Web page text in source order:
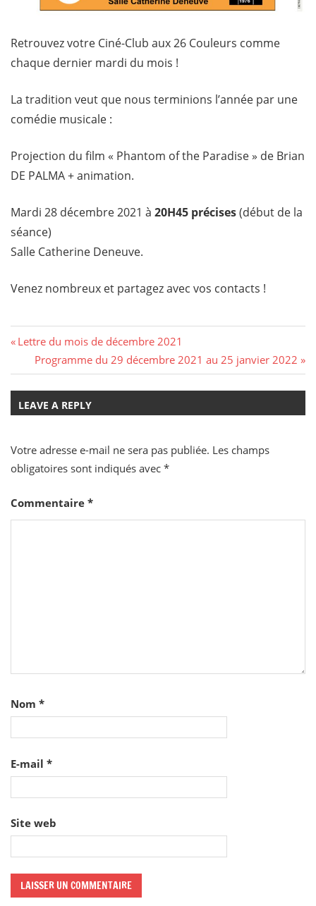
Retrouvez votre Ciné-Club aux 26 Couleurs comme
chaque dernier mardi du mois !
La tradition veut que nous terminions l’année par une
comédie musicale :
Projection du film « Phantom of the Paradise » de Brian
DE PALMA + animation.
Mardi 28 décembre 2021 à 20H45 précises(début de la
séance)
Salle Catherine Deneuve.
Venez nombreux et partagez avec vos contacts !
Navigation
de
l’article
Previous
Post:
Lettre du mois de décembre 2021
Next
Post:
Programme du 29 décembre 2021 au 25 janvier 2022
LEAVE A REPLY
Votre adresse e-mail ne sera pas publiée. Les champs
obligatoires sont indiqués avec *
Commentaire *
Nom *
E-mail *
Site web